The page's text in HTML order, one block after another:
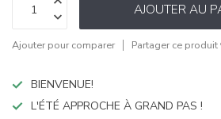
AJOUTER AU
Ajouter pour comparer Partager ce produit
BIENVENUE!
L'ÉTÉ APPROCHE À GRAND PAS !